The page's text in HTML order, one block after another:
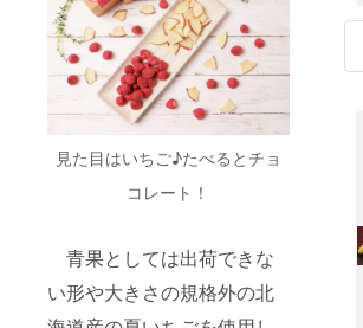
見た目はいちご♪たべるとチョ
コレート！
青果としては出荷できな
い形や大きさの規格外の北